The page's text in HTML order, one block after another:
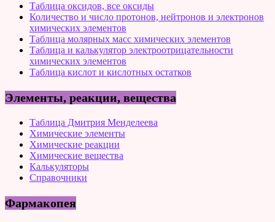
Таблица оксидов, все оксиды
Количество и число протонов, нейтронов и электронов
химических элементов
Таблица молярных масс химических элементов
Таблица и калькулятор электроотрицательности
химических элементов
Таблица кислот и кислотных остатков
Элементы, реакции, вещества
Таблица Дмитрия Менделеева
Химические элементы
Химические реакции
Химические вещества
Калькуляторы
Справочники
Фармакопея